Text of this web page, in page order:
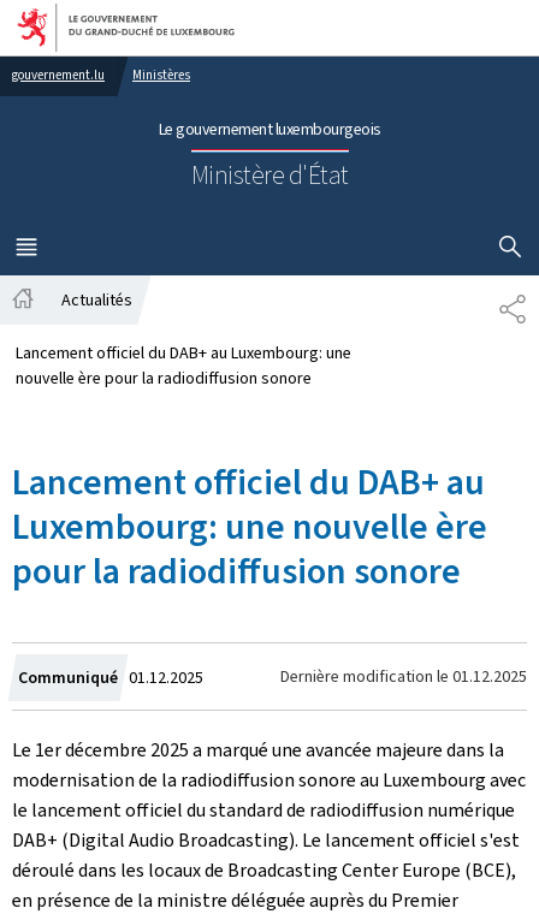
Aller au menu principal
Aller au contenu
gouvernement.lu Ministères
Le gouvernement luxembourgeois
Ministère d'État
MENU
PRINCIPAL
Actualités
Lancement officiel du DAB+ au Luxembourg: une
nouvelle ère pour la radiodiffusion sonore
Lancement officiel du DAB+ au
Luxembourg: une nouvelle ère
pour la radiodiffusion sonore
Communiqué Crée
le
01.12.2025 Dernière modification le 01.12.2025
Le 1er décembre 2025 a marqué une avancée majeure dans la
modernisation de la radiodiffusion sonore au Luxembourg avec
le lancement officiel du standard de radiodiffusion numérique
DAB+ (Digital Audio Broadcasting). Le lancement officiel s'est
déroulé dans les locaux de Broadcasting Center Europe (BCE),
en présence de la ministre déléguée auprès du Premier